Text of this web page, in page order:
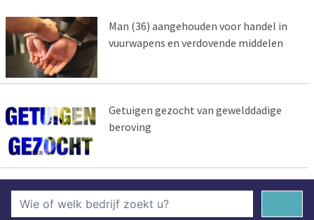
Man (36) aangehouden voor handel in
vuurwapens en verdovende middelen
Getuigen gezocht van gewelddadige
beroving